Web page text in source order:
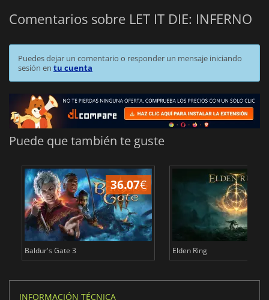
Comentarios sobre LET IT DIE: INFERNO
Puedes dejar un comentario o responder un mensaje iniciando
sesión en tu cuenta
Puede que también te guste
36.07€
Baldur's Gate 3 Elden Ring
INFORMACIÓN TÉCNICA